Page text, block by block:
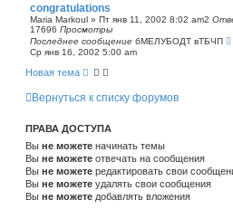
congratulations
Maria Markoul » Пт янв 11, 2002 8:02 am2
17696 Просмотры
Последнее сообщение бМЕЛУБОДТ вТБЧП
Ср янв 16, 2002 5:00 am
Новая тема
Вернуться к списку форумов
ПРАВА ДОСТУПА
Вы не можете начинать темы
Вы не можете отвечать на сообщения
Вы не можете редактировать свои
Вы не можете удалять свои сообщения
Вы не можете добавлять вложения